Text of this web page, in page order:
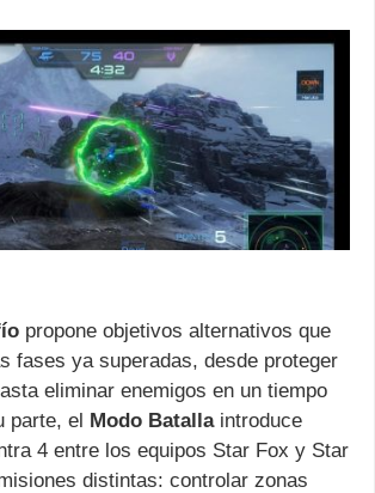
propone objetivos alternativos que
fases ya superadas, desde proteger
eliminar enemigos en un tiempo
parte, el Modo Batallaintroduce
4 entre los equipos Star Fox y Star
distintas: controlar zonas